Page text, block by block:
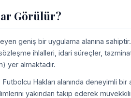
Görülür?
geniş bir uygulama alanına
ihlalleri, idari süreçler,
yer almaktadır.
Hakları alanında deneyimli
yakından takip ederek